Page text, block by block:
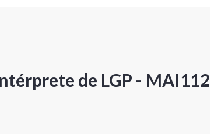
de LGP - MAI112